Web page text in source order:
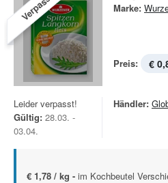
Marke:
Preis: €
Leider verpasst!
Gültig: 28.03. -
03.04.
Händler:
€ 1,78 / kg - im Kochbeutel